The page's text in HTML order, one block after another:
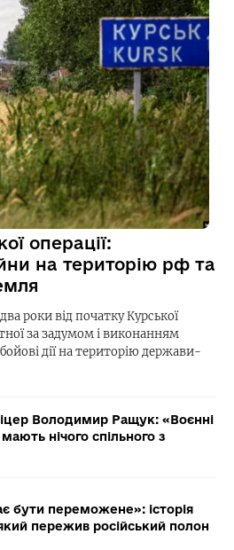
операції:
на територію рф та
роки від початку Курської
за задумом і виконанням
дії на територію держави-
Володимир Ращук: «Воєнні
нічого спільного з
бути переможене»: історія
пережив російський полон